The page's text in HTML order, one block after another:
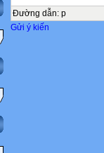
Đường dẫn: p
Gửi ý kiến